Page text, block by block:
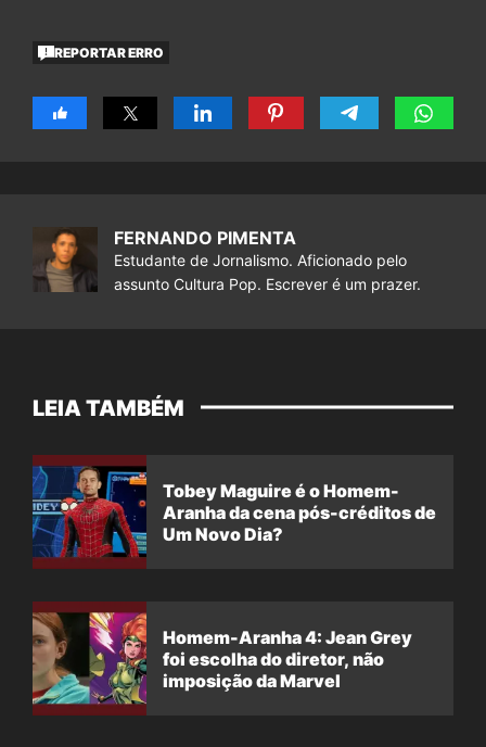
REPORTAR ERRO
FERNANDO PIMENTA
Estudante de Jornalismo. Aficionado pelo
assunto Cultura Pop. Escrever é um prazer.
LEIA TAMBÉM
Tobey Maguire é o Homem-
Aranha da cena pós-créditos de
Um Novo Dia?
Homem-Aranha 4: Jean Grey
foi escolha do diretor, não
imposição da Marvel